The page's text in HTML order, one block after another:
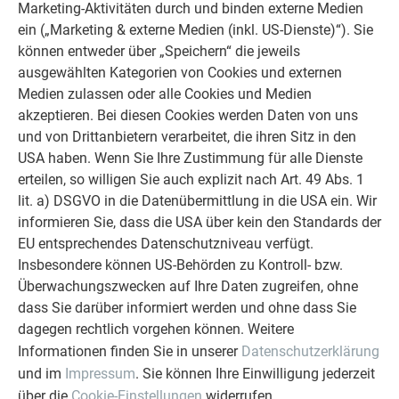
Marketing-Aktivitäten durch und binden externe Medien
ein („Marketing & externe Medien (inkl. US-Dienste)“). Sie
können entweder über „Speichern“ die jeweils
ausgewählten Kategorien von Cookies und externen
Medien zulassen oder alle Cookies und Medien
akzeptieren. Bei diesen Cookies werden Daten von uns
und von Drittanbietern verarbeitet, die ihren Sitz in den
USA haben. Wenn Sie Ihre Zustimmung für alle Dienste
erteilen, so willigen Sie auch explizit nach Art. 49 Abs. 1
lit. a) DSGVO in die Datenübermittlung in die USA ein. Wir
informieren Sie, dass die USA über kein den Standards der
EU entsprechendes Datenschutzniveau verfügt.
Insbesondere können US-Behörden zu Kontroll- bzw.
Überwachungszwecken auf Ihre Daten zugreifen, ohne
dass Sie darüber informiert werden und ohne dass Sie
dagegen rechtlich vorgehen können. Weitere
Informationen finden Sie in unserer Datenschutzerklärung
und im Impressum. Sie können Ihre Einwilligung jederzeit
Inspiration und für den Austauschzwischen Architekten,
Planern, Verarbeitern und Designinteressierten, die mit
Neugier und Offenheit voranschreiten möchten. Jede neue
Verbindung stärkt diese wertvolle Interaktion. Ich lade alle
herzlich ein, ihre Projekte einzureichen und Teil dieser
Gemeinschaft zu werden.“